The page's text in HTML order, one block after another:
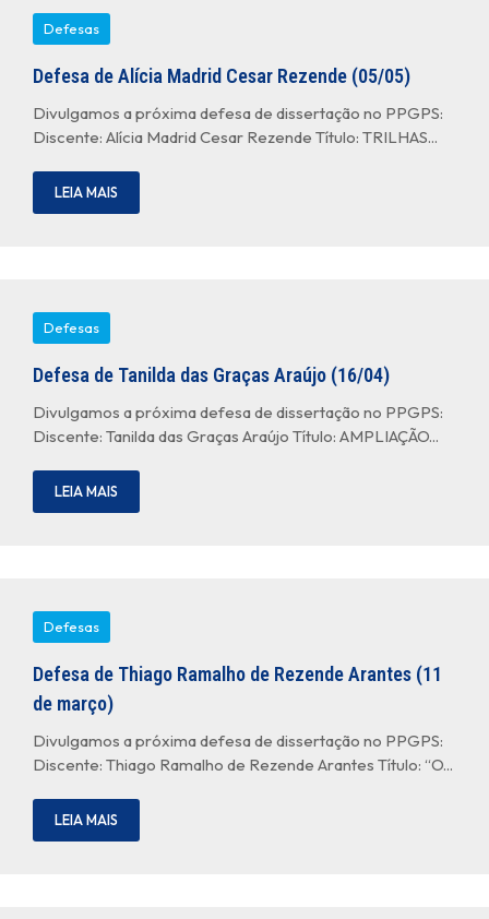
Defesas
Defesa de Alícia Madrid Cesar Rezende (05/05)
Divulgamos a próxima defesa de dissertação no PPGPS:
Discente: Alícia Madrid Cesar Rezende Título: TRILHAS...
LEIA MAIS
Defesas
Defesa de Tanilda das Graças Araújo (16/04)
Divulgamos a próxima defesa de dissertação no PPGPS:
Discente: Tanilda das Graças Araújo Título: AMPLIAÇÃO...
LEIA MAIS
Defesas
Defesa de Thiago Ramalho de Rezende Arantes (11
de março)
Divulgamos a próxima defesa de dissertação no PPGPS:
Discente: Thiago Ramalho de Rezende Arantes Título: “O...
LEIA MAIS